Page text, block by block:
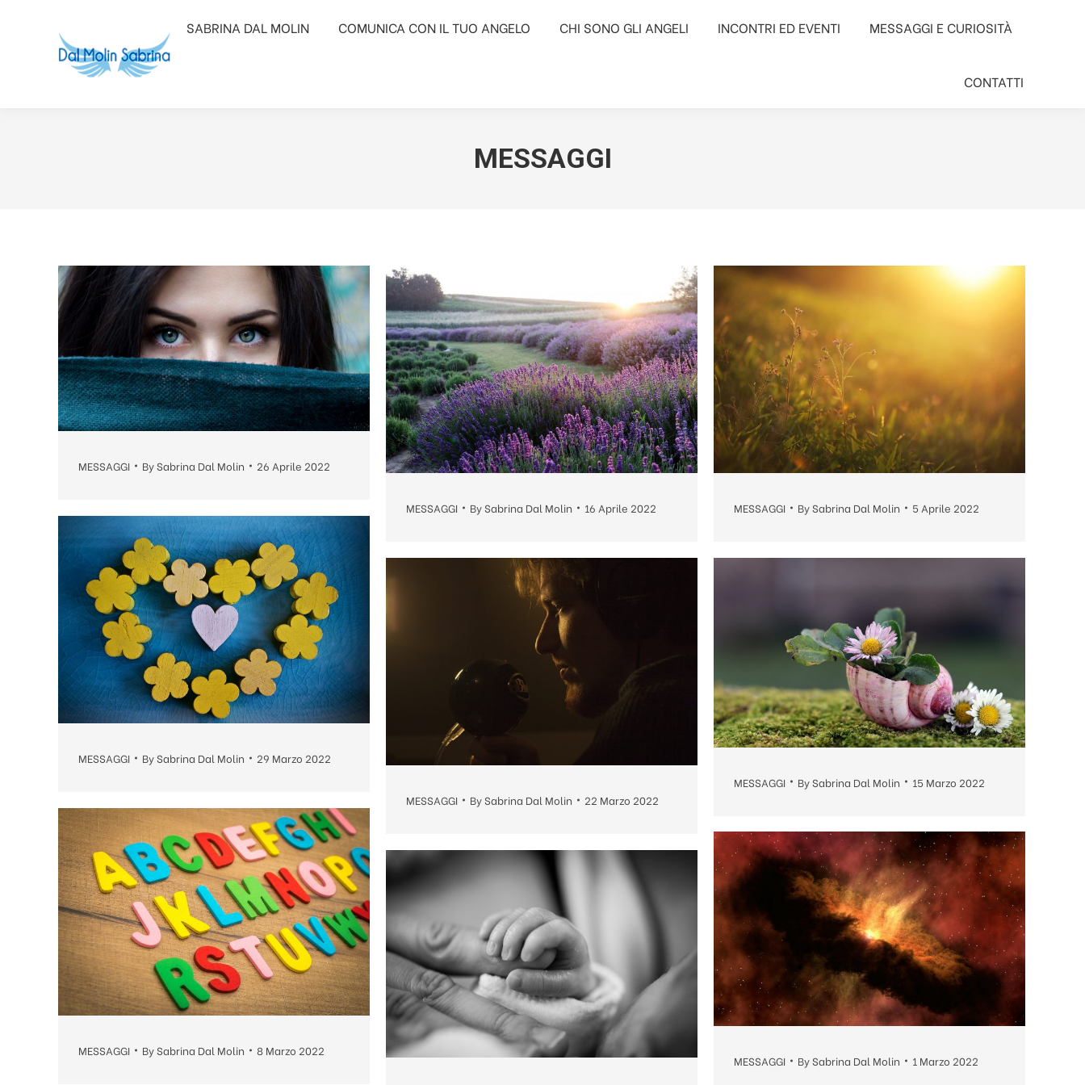
SABRINA DAL MOLIN COMUNICA CON IL TUO ANGELO CHI SONO GLI ANGELI INCONTRI ED EVENTI MESSAGGI E CURIOSITÀ
CONTATTI
MESSAGGI
MESSAGGI BySabrina Dal Molin 26 Aprile 2022
MESSAGGI BySabrina Dal Molin 16 Aprile 2022 MESSAGGI BySabrina Dal Molin 5 Aprile 2022
MESSAGGI BySabrina Dal Molin 29 Marzo 2022
MESSAGGI BySabrina Dal Molin 22 Marzo 2022
MESSAGGI BySabrina Dal Molin 15 Marzo 2022
MESSAGGI BySabrina Dal Molin 8 Marzo 2022
MESSAGGI BySabrina Dal Molin 1 Marzo 2022
SABRINA DAL MOLIN COMUNICA CON IL TUO ANGELO CHI SONO GLI ANGELI INCONTRI ED EVENTI MESSAGGI E CURIOSITÀ
CONTATTI